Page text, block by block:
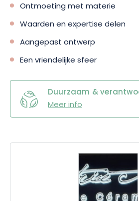
Ontmoeting met materie
Waarden en expertise delen
Aangepast ontwerp
Een vriendelijke sfeer
Duurzaam &
Meer info